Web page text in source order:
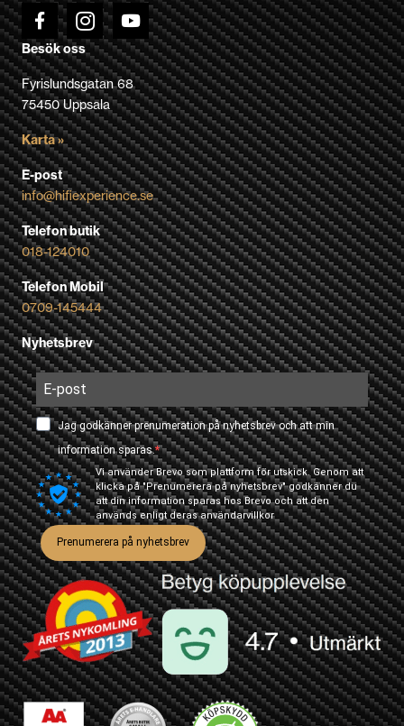
Besök oss
Fyrislundsgatan 68
75450 Uppsala
Karta »
E-post
info@hifiexperience.se
Telefon butik
018-124010
Telefon Mobil
0709-145444
Nyhetsbrev
Jag godkänner prenumeration på nyhetsbrev och att min
information sparas.
Vi använder Brevo som plattform för utskick. Genom att
klicka på "Prenumerera på nyhetsbrev" godkänner du
att din information sparas hos Brevo och att den
används enligt derasanvändarvillkor
Prenumerera på nyhetsbrev